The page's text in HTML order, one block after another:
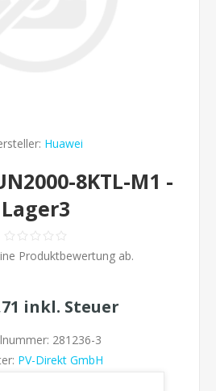
Huawei
8KTL-M1 -
Lager3
Produktbewertung ab.
inkl. Steuer
281236-3
PV-Direkt GmbH